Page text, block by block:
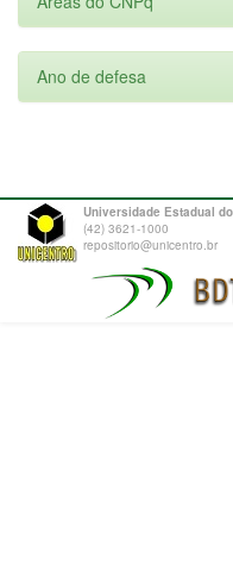
Ano de defesa
Universidade Estadual
(42) 3621-1000
repositorio@unicentro.br